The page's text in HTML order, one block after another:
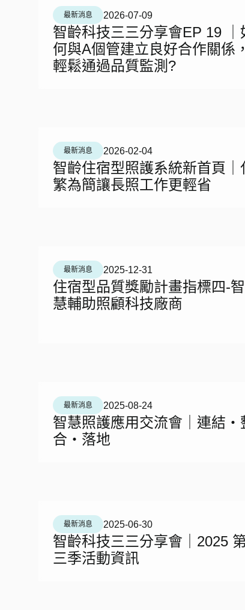
最新消息 2026-07-09
智齡科技三三分享會EP 19 ｜
何與A個管建立良好合作關係，
輕鬆通過品質監測?​
最新消息 2026-02-04
智齡住宿型照護系統新首頁｜
繁為簡讓長照工作更輕省
最新消息 2025-12-31
住宿型品質獎勵計畫指標四-智
慧輔助照顧科技廠商
最新消息 2025-08-24
智慧照護應用交流會｜連結・
合・落地
最新消息 2025-06-30
智齡科技三三分享會｜2025
三季活動資訊